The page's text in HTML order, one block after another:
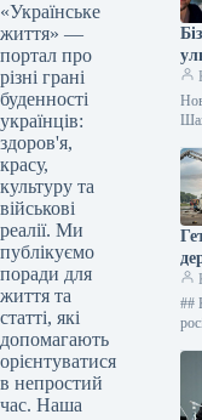
«Українське
життя» —
портал про
різні грані
буденності
українців:
здоров'я,
красу,
культуру та
військові
реалії. Ми
публікуємо
поради для
життя та
статті, які
допомагають
орієнтуватися
в непростий
час. Наша
##